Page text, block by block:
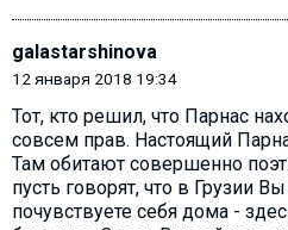
galastarshinova
12 января 2018 19:34
Тот, кто решил, что Парнас
совсем прав. Настоящий
Там обитают совершенно
пусть говорят, что в Грузии
почувствуете себя дома -